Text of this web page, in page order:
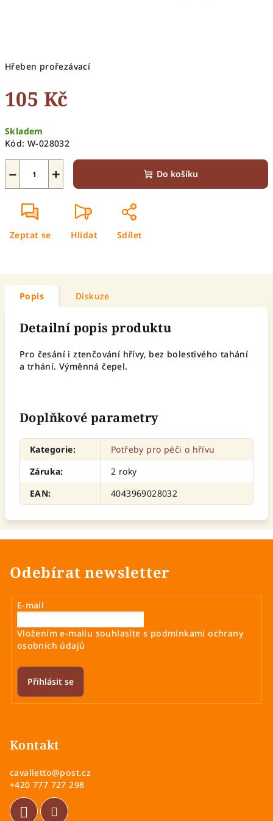
Hřeben prořezávací
105 Kč
cena:
Skladem
Kód: W-028032
+
− Do košíku
Zeptat se Hlídat Sdílet
Popis Diskuze
Detailní popis produktu
Pro česání i ztenčování hřívy, bez bolestivého tahání
a trhání. Výměnná čepel.
Doplňkové parametry
Kategorie:
Potřeby pro péči o hřívu
Záruka:
2 roky
EAN: 4043969028032
Odebírat newsletter
E-mail
Vložením e-mailu souhlasíte s podmínkami ochrany
osobních údajů
Přihlásit se
Kontakt
cavalletto@post.cz
+420 777 727 298